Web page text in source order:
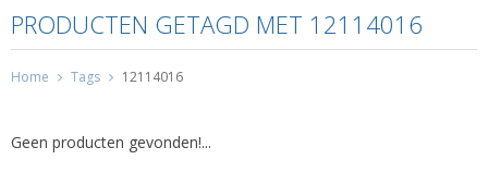
PRODUCTEN GETAGD MET 12114016
Home Tags 12114016
Geen producten gevonden!...